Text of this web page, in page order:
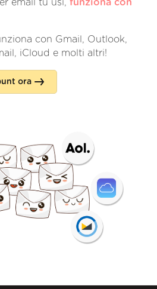
email tu usi, funziona con
con Gmail, Outlook,
iCloud e molti altri!
ora